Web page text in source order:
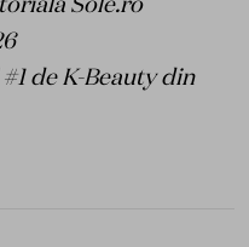
de K-Beauty din